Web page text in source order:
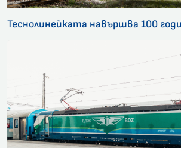
Теснолинейката навършва 100